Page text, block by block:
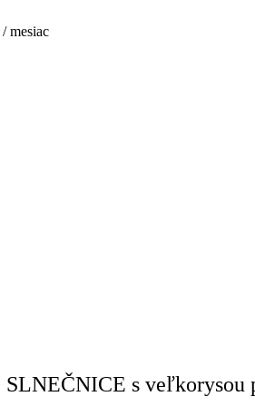
mesiac
s veľkorysou